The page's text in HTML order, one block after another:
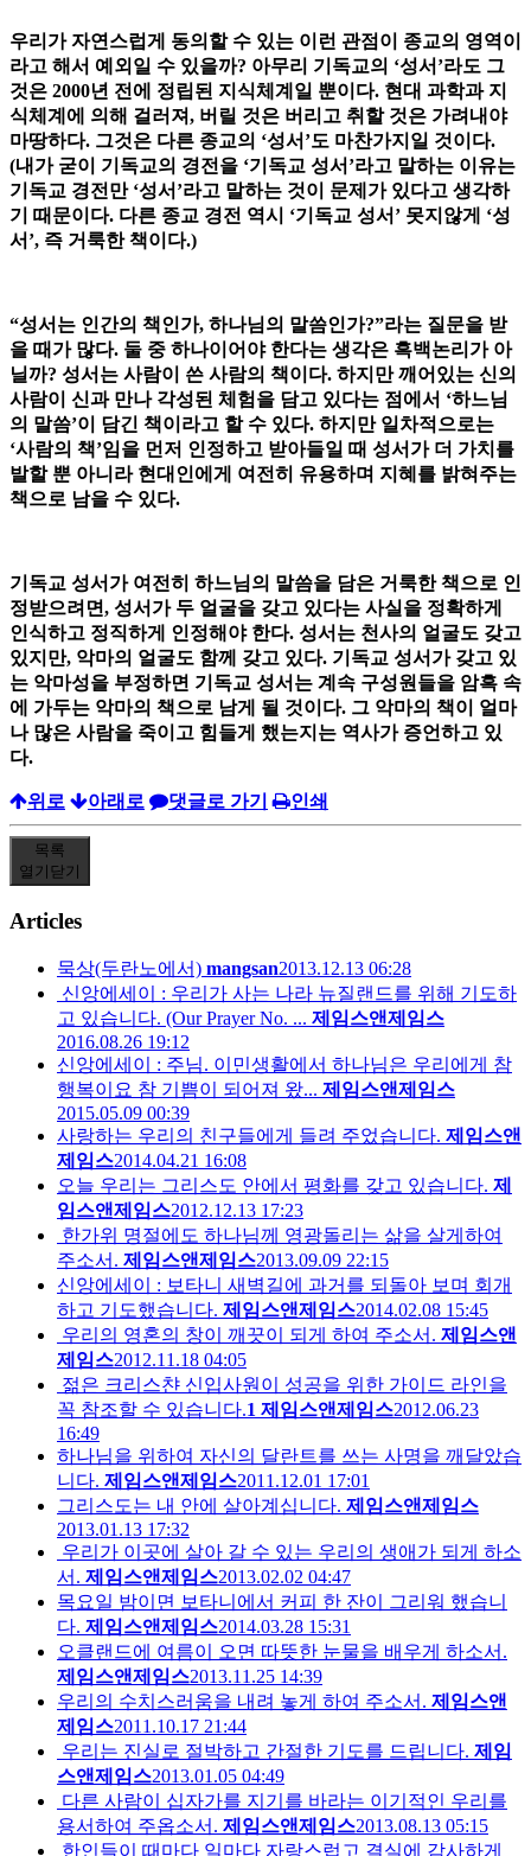
우리가 자연스럽게 동의할 수 있는 이런 관점이 종교의 영역이
라고 해서 예외일 수 있을까? 아무리 기독교의 ‘성서’라도 그
것은 2000년 전에 정립된 지식체계일 뿐이다. 현대 과학과 지
식체계에 의해 걸러져, 버릴 것은 버리고 취할 것은 가려내야
마땅하다. 그것은 다른 종교의 ‘성서’도 마찬가지일 것이다.
(내가 굳이 기독교의 경전을 ‘기독교 성서’라고 말하는 이유는
기독교 경전만 ‘성서’라고 말하는 것이 문제가 있다고 생각하
기 때문이다. 다른 종교 경전 역시 ‘기독교 성서’ 못지않게 ‘성
서’, 즉 거룩한 책이다.)
“성서는 인간의 책인가, 하나님의 말씀인가?”라는 질문을 받
을 때가 많다. 둘 중 하나이어야 한다는 생각은 흑백논리가 아
닐까? 성서는 사람이 쓴 사람의 책이다. 하지만 깨어있는 신의
사람이 신과 만나 각성된 체험을 담고 있다는 점에서 ‘하느님
의 말씀’이 담긴 책이라고 할 수 있다. 하지만 일차적으로는
‘사람의 책’임을 먼저 인정하고 받아들일 때 성서가 더 가치를
발할 뿐 아니라 현대인에게 여전히 유용하며 지혜를 밝혀주는
책으로 남을 수 있다.
기독교 성서가 여전히 하느님의 말씀을 담은 거룩한 책으로 인
정받으려면, 성서가 두 얼굴을 갖고 있다는 사실을 정확하게
인식하고 정직하게 인정해야 한다. 성서는 천사의 얼굴도 갖고
있지만, 악마의 얼굴도 함께 갖고 있다. 기독교 성서가 갖고 있
는 악마성을 부정하면 기독교 성서는 계속 구성원들을 암흑 속
에 가두는 악마의 책으로 남게 될 것이다. 그 악마의 책이 얼마
나 많은 사람을 죽이고 힘들게 했는지는 역사가 증언하고 있
다.
위로 아래로 댓글로 가기 인쇄
목록
열기 닫기
Articles
묵상(두란노에서) mangsan2013.12.13 06:28
신앙에세이 : 우리가 사는 나라 뉴질랜드를 위해 기도하
고 있습니다. (Our Prayer No. ... 제임스앤제임스
2016.08.26 19:12
신앙에세이 : 주님. 이민생활에서 하나님은 우리에게 참
행복이요 참 기쁨이 되어져 왔... 제임스앤제임스
2015.05.09 00:39
사랑하는 우리의 친구들에게 들려 주었습니다. 제임스앤
제임스2014.04.21 16:08
오늘 우리는 그리스도 안에서 평화를 갖고 있습니다. 제
임스앤제임스2012.12.13 17:23
한가위 명절에도 하나님께 영광돌리는 삶을 살게하여
주소서. 제임스앤제임스2013.09.09 22:15
신앙에세이 : 보타니 새벽길에 과거를 되돌아 보며 회개
하고 기도했습니다. 제임스앤제임스2014.02.08 15:45
우리의 영혼의 창이 깨끗이 되게 하여 주소서. 제임스앤
제임스2012.11.18 04:05
젊은 크리스챤 신입사원이 성공을 위한 가이드 라인을
꼭 참조할 수 있습니다.1 제임스앤제임스2012.06.23
16:49
하나님을 위하여 자신의 달란트를 쓰는 사명을 깨달았습
니다. 제임스앤제임스2011.12.01 17:01
그리스도는 내 안에 살아계십니다. 제임스앤제임스
2013.01.13 17:32
우리가 이곳에 살아 갈 수 있는 우리의 생애가 되게 하소
서. 제임스앤제임스2013.02.02 04:47
목요일 밤이면 보타니에서 커피 한 잔이 그리워 했습니
다. 제임스앤제임스2014.03.28 15:31
오클랜드에 여름이 오면 따뜻한 눈물을 배우게 하소서.
제임스앤제임스2013.11.25 14:39
우리의 수치스러움을 내려 놓게 하여 주소서. 제임스앤
제임스2011.10.17 21:44
우리는 진실로 절박하고 간절한 기도를 드립니다. 제임
스앤제임스2013.01.05 04:49
다른 사람이 십자가를 지기를 바라는 이기적인 우리를
용서하여 주옵소서. 제임스앤제임스2013.08.13 05:15
한인들이 때마다 일마다 자랑스럽고 결실에 감사하게